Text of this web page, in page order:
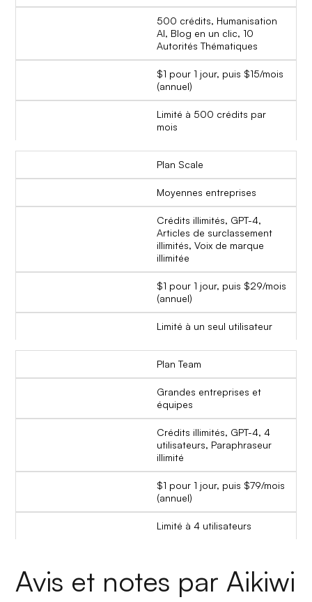
500 crédits, Humanisation
AI, Blog en un clic, 10
Autorités Thématiques
$1 pour 1 jour, puis $15/mois
(annuel)
Limité à 500 crédits par
mois
Plan Scale
Moyennes entreprises
Crédits illimités, GPT-4,
Articles de surclassement
illimités, Voix de marque
illimitée
$1 pour 1 jour, puis $29/mois
(annuel)
Limité à un seul utilisateur
Plan Team
Grandes entreprises et
équipes
Crédits illimités, GPT-4, 4
utilisateurs, Paraphraseur
illimité
$1 pour 1 jour, puis $79/mois
(annuel)
Limité à 4 utilisateurs
Avis et notes par Aikiwi